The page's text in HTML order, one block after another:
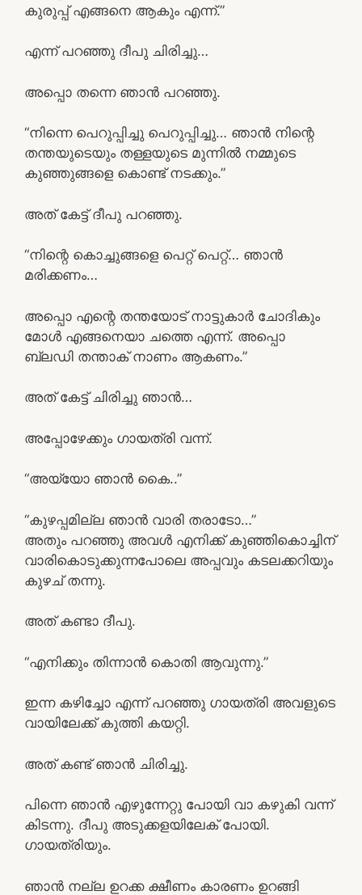
കുരുപ്പ് എങ്ങനെ ആകും എന്ന്.”
എന്ന് പറഞ്ഞു ദീപു ചിരിച്ചു…
അപ്പൊ തന്നെ ഞാൻ പറഞ്ഞു.
“നിന്നെ പെറുപ്പിച്ചു പെറുപ്പിച്ചു… ഞാൻ നിന്റെ
തന്തയുടെയും തള്ളയുടെ മുന്നിൽ നമ്മുടെ
കുഞ്ഞുങ്ങളെ കൊണ്ട് നടക്കും.”
അത്‌ കേട്ട് ദീപു പറഞ്ഞു.
“നിന്റെ കൊച്ചുങ്ങളെ പെറ്റ് പെറ്റ്… ഞാൻ
മരിക്കണം…
അപ്പൊ എന്റെ തന്തയോട് നാട്ടുകാർ ചോദികും
മോൾ എങ്ങനെയാ ചത്തെ എന്ന്. അപ്പൊ
ബ്ലഡി തന്താക് നാണം ആകണം.”
അത്‌ കേട്ട് ചിരിച്ചു ഞാൻ…
അപ്പോഴേക്കും ഗായത്രി വന്ന്.
“അയ്യോ ഞാൻ കൈ..”
“കുഴപ്പമില്ല ഞാൻ വാരി തരാടോ…”
അതും പറഞ്ഞു അവൾ എനിക്ക് കുഞ്ഞികൊച്ചിന്
വാരികൊടുക്കുന്നപോലെ അപ്പവും കടലക്കറിയും
കുഴച് തന്നു.
അത്‌ കണ്ടാ ദീപു.
“എനിക്കും തിന്നാൻ കൊതി ആവുന്നു.”
ഇന്ന കഴിച്ചോ എന്ന് പറഞ്ഞു ഗായത്രി അവളുടെ
വായിലേക്ക് കുത്തി കയറ്റി.
അത്‌ കണ്ട് ഞാൻ ചിരിച്ചു.
പിന്നെ ഞാൻ എഴുന്നേറ്റു പോയി വാ കഴുകി വന്ന്
കിടന്നു. ദീപു അടുക്കളയിലേക് പോയി.
ഗായത്രിയും.
ഞാൻ നല്ല ഉറക്ക ക്ഷീണം കാരണം ഉറങ്ങി